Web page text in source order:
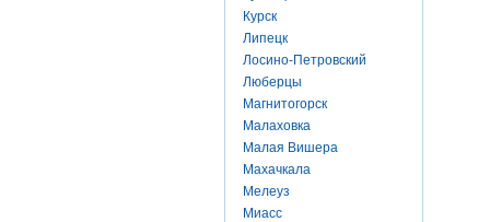
Курск
Липецк
Лосино-Петровский
Люберцы
Магнитогорск
Малаховка
Малая Вишера
Махачкала
Мелеуз
Миасс